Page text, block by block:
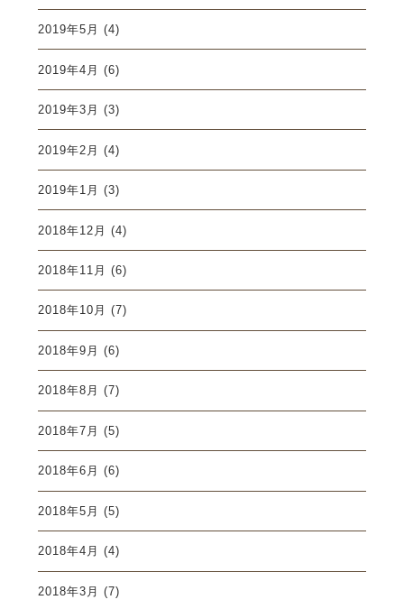
2019年5月 (4)
2019年4月 (6)
2019年3月 (3)
2019年2月 (4)
2019年1月 (3)
2018年12月 (4)
2018年11月 (6)
2018年10月 (7)
2018年9月 (6)
2018年8月 (7)
2018年7月 (5)
2018年6月 (6)
2018年5月 (5)
2018年4月 (4)
2018年3月 (7)